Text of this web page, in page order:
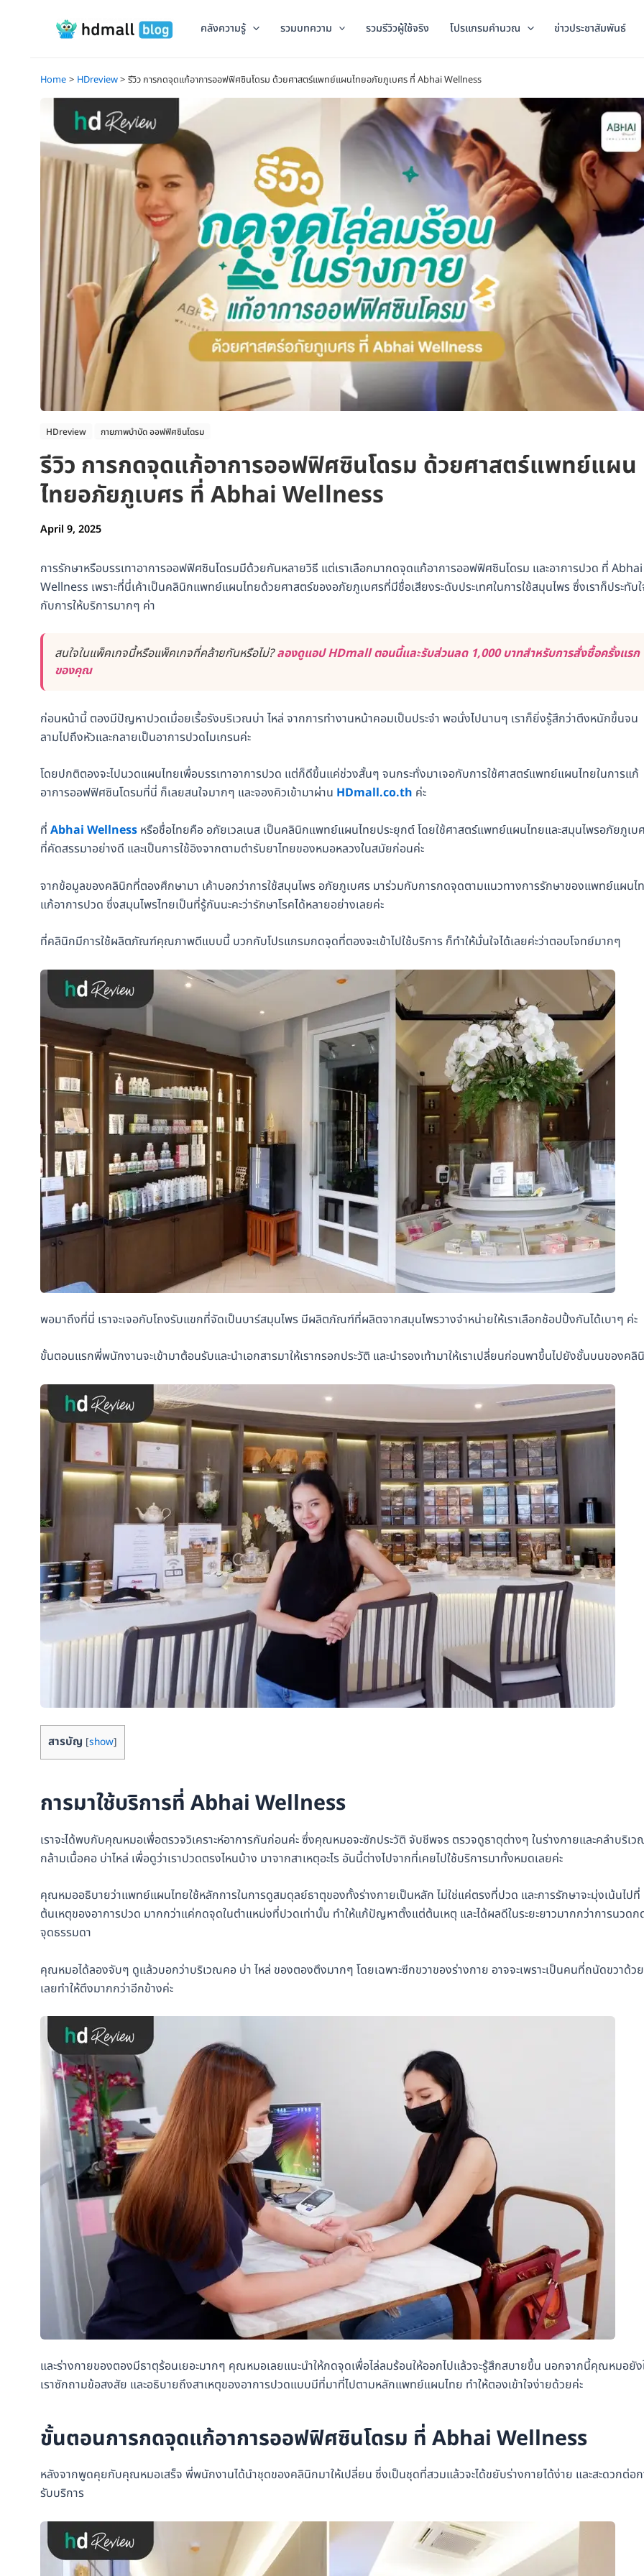
คลังความรู้ รวมบทความ รวมรีวิวผู้ใช้จริง โปรแกรมคำนวณ ข่าวประชาสัมพันธ์
Home HDreview รีวิว การกดจุดแก้อาการออฟฟิศซินโดรม ด้วยศาสตร์แพทย์แผนไทยอภัยภูเบศร ที่ Abhai Wellness
HDreview กายภาพบำบัด ออฟฟิศซินโดรม
รีวิว การกดจุดแก้อาการออฟฟิศซินโดรม ด้วยศาสตร์แพทย์แผน
ไทยอภัยภูเบศร ที่ Abhai Wellness
April 9, 2025
การรักษาหรือบรรเทาอาการออฟฟิศซินโดรมมีด้วยกันหลายวิธี แต่เราเลือกมากดจุดแก้อาการออฟฟิศซินโดรม และอาการปวด ที่ Abhai
Wellness เพราะที่นี่เค้าเป็นคลินิกแพทย์แผนไทยด้วยศาสตร์ของอภัยภูเบศรที่มีชื่อเสียงระดับประเทศในการใช้สมุนไพร ซึ่งเราก็ประทับ
กับการให้บริการมากๆ ค่า
สนใจในแพ็คเกจนี้หรือแพ็คเกจที่คล้ายกันหรือไม่?ลองดูแอป HDmall ตอนนี้และรับส่วนลด 1,000 บาทสำหรับการสั่งซื้อครั้งแรก
ของคุณ
ก่อนหน้านี้ ตองมีปัญหาปวดเมื่อยเรื้อรังบริเวณบ่า ไหล่ จากการทำงานหน้าคอมเป็นประจำ พอนั่งไปนานๆ เราก็ยิ่งรู้สึกว่าตึงหนักขึ้นจน
ลามไปถึงหัวและกลายเป็นอาการปวดไมเกรนค่ะ
โดยปกติตองจะไปนวดแผนไทยเพื่อบรรเทาอาการปวด แต่ก็ดีขึ้นแค่ช่วงสั้นๆ จนกระทั่งมาเจอกับการใช้ศาสตร์แพทย์แผนไทยในการแก้
อาการออฟฟิศซินโดรมที่นี่ ก็เลยสนใจมากๆ และจองคิวเข้ามาผ่าน HDmall.co.th ค่ะ
ที่ Abhai Wellness หรือชื่อไทยคือ อภัยเวลเนส เป็นคลินิกแพทย์แผนไทยประยุกต์ โดยใช้ศาสตร์แพทย์แผนไทยและสมุนไพรอภัยภูเบ
ที่คัดสรรมาอย่างดี และเป็นการใช้อิงจากตามตำรับยาไทยของหมอหลวงในสมัยก่อนค่ะ
จากข้อมูลของคลินิกที่ตองศึกษามา เค้าบอกว่าการใช้สมุนไพร อภัยภูเบศร มาร่วมกับการกดจุดตามแนวทางการรักษาของแพทย์แผนไ
แก้อาการปวด ซึ่งสมุนไพรไทยเป็นที่รู้กันนะคะว่ารักษาโรคได้หลายอย่างเลยค่ะ
ที่คลินิกมีการใช้ผลิตภัณฑ์คุณภาพดีแบบนี้ บวกกับโปรแกรมกดจุดที่ตองจะเข้าไปใช้บริการ ก็ทำให้มั่นใจได้เลยค่ะว่าตอบโจทย์มากๆ
พอมาถึงที่นี่ เราจะเจอกับโถงรับแขกที่จัดเป็นบาร์สมุนไพร มีผลิตภัณฑ์ที่ผลิตจากสมุนไพรวางจำหน่ายให้เราเลือกช้อปปิ้งกันได้เบาๆ ค่ะ
ขั้นตอนแรกพี่พนักงานจะเข้ามาต้อนรับและนำเอกสารมาให้เรากรอกประวัติ และนำรองเท้ามาให้เราเปลี่ยนก่อนพาขึ้นไปยังชั้นบนของคลิ
สารบัญ [show]
การมาใช้บริการที่ Abhai Wellness
เราจะได้พบกับคุณหมอเพื่อตรวจวิเคราะห์อาการกันก่อนค่ะ ซึ่งคุณหมอจะซักประวัติ จับชีพจร ตรวจดูธาตุต่างๆ ในร่างกายและคลำบริเ
กล้ามเนื้อคอ บ่าไหล่ เพื่อดูว่าเราปวดตรงไหนบ้าง มาจากสาเหตุอะไร อันนี้ต่างไปจากที่เคยไปใช้บริการมาทั้งหมดเลยค่ะ
คุณหมออธิบายว่าแพทย์แผนไทยใช้หลักการในการดูสมดุลย์ธาตุของทั้งร่างกายเป็นหลัก ไม่ใช่แค่ตรงที่ปวด และการรักษาจะมุ่งเน้นไปที่
ต้นเหตุของอาการปวด มากกว่าแค่กดจุดในตำแหน่งที่ปวดเท่านั้น ทำให้แก้ปัญหาตั้งแต่ต้นเหตุ และได้ผลดีในระยะยาวมากกว่าการนวดก
จุดธรรมดา
คุณหมอได้ลองจับๆ ดูแล้วบอกว่าบริเวณคอ บ่า ไหล่ ของตองตึงมากๆ โดยเฉพาะซีกขวาของร่างกาย อาจจะเพราะเป็นคนที่ถนัดขวาด้ว
เลยทำให้ตึงมากกว่าอีกข้างค่ะ
และร่างกายของตองมีธาตุร้อนเยอะมากๆ คุณหมอเลยแนะนำให้กดจุดเพื่อไล่ลมร้อนให้ออกไปแล้วจะรู้สึกสบายขึ้น นอกจากนี้คุณหมอยัง
เราซักถามข้อสงสัย และอธิบายถึงสาเหตุของอาการปวดแบบมีที่มาที่ไปตามหลักแพทย์แผนไทย ทำให้ตองเข้าใจง่ายด้วยค่ะ
ขั้นตอนการกดจุดแก้อาการออฟฟิศซินโดรม ที่ Abhai Wellness
หลังจากพูดคุยกับคุณหมอเสร็จ พี่พนักงานได้นำชุดของคลินิกมาให้เปลี่ยน ซึ่งเป็นชุดที่สวมแล้วจะได้ขยับร่างกายได้ง่าย และสะดวกต่อ
รับบริการ